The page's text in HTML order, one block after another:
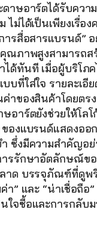
ดาษอาร์ตได้รับควา
ไม่ได้เป็นเพียงเรื่อ
ารสื่อสารแบรนด์”
ณภาพสูงสามารถส
ได้ทันที เมื่อผู้บริโภ
บที่ใส่ใจ รายละเอี
าของสินค้าโดยตร
อาร์ตยังช่วยให้โลโ
องแบรนด์แสดงออ
ซึ่งมีความสำคัญอ
รรักษาอัตลักษณ์ของ
าด บรรจุภัณฑ์ที่ดูพรี
า” และ “น่าเชื่อถือ
ใจซื้อและการกลับม